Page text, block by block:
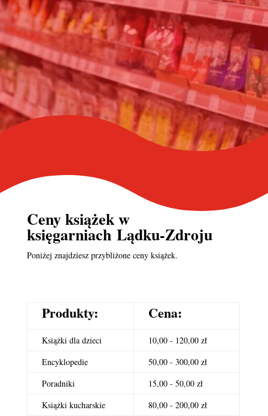
Ceny książek w
księgarniach Lądku-Zdroju
Poniżej znajdziesz przybliżone ceny książek.
Produkty: Cena:
Książki dla dzieci
10,00 - 120,00 zł
Encyklopedie
50,00 - 300,00 zł
Poradniki
15,00 - 50,00 zł
Książki kucharskie
80,00 - 200,00 zł